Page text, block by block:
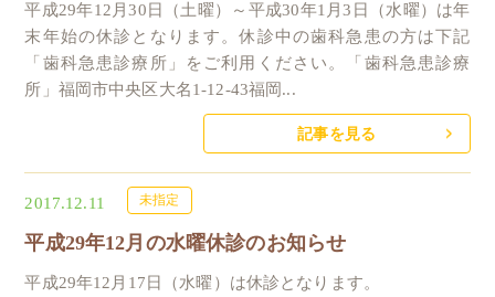
平成29年12月30日（土曜）～平成30年1月3日（水曜）は年
末年始の休診となります。休診中の歯科急患の方は下記
「歯科急患診療所」をご利用ください。「歯科急患診療
所」福岡市中央区大名1-12-43福岡...
記事を見る
2017.12.11 未指定
平成29年12月の水曜休診のお知らせ
平成29年12月17日（水曜）は休診となります。